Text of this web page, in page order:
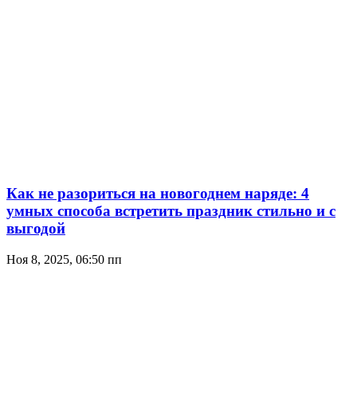
Как не разориться на новогоднем наряде: 4
умных способа встретить праздник стильно и с
выгодой
Ноя 8, 2025, 06:50 пп